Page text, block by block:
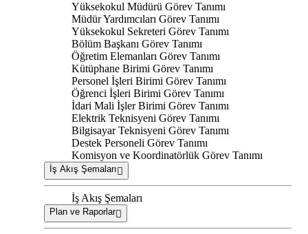
Yüksekokul Müdürü Görev Tanımı
Müdür Yardımcıları Görev Tanımı
Yüksekokul Sekreteri Görev Tanımı
Bölüm Başkanı Görev Tanımı
Öğretim Elemanları Görev Tanımı
Kütüphane Birimi Görev Tanımı
Personel İşleri Birimi Görev Tanımı
Öğrenci İşleri Birimi Görev Tanımı
İdari Mali İşler Birimi Görev Tanımı
Elektrik Teknisyeni Görev Tanımı
Bilgisayar Teknisyeni Görev Tanımı
Destek Personeli Görev Tanımı
Komisyon ve Koordinatörlük Görev Tanımı
İş Akış Şemaları
İş Akış Şemaları
Plan ve Raporlar